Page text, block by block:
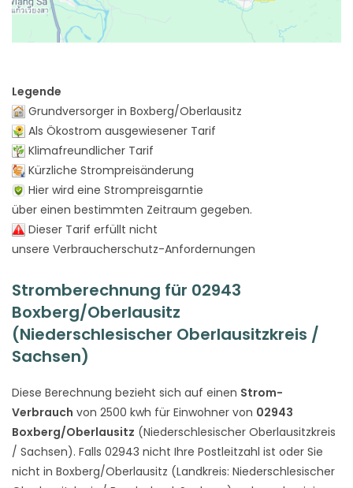
Legende
Grundversorger in Boxberg/Oberlausitz
Als Ökostrom ausgewiesener Tarif
Klimafreundlicher Tarif
Kürzliche Strompreisänderung
Hier wird eine Strompreisgarntie
über einen bestimmten Zeitraum gegeben.
Dieser Tarif erfüllt nicht
unsere Verbraucherschutz-Anfordernungen
Stromberechnung für 02943
Boxberg/Oberlausitz
(Niederschlesischer Oberlausitzkreis /
Sachsen)
Diese Berechnung bezieht sich auf einen Strom-
Verbrauch von 2500 kwh für Einwohner von 02943
Boxberg/Oberlausitz (Niederschlesischer Oberlausitzkreis
/ Sachsen). Falls 02943 nicht Ihre Postleitzahl ist oder Sie
nicht in Boxberg/Oberlausitz (Landkreis: Niederschlesischer